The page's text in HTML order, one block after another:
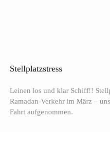
Stellplatzstress
Leinen los und klar Schiff!!
Ramadan-Verkehr im März –
Fahrt aufgenommen.